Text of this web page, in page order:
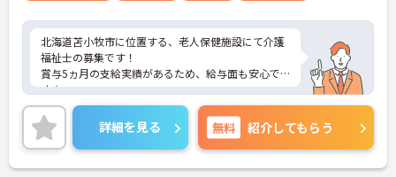
北海道苫小牧市に位置する、老人保健施設にて介護
福祉士の募集です！
賞与5ヵ月の支給実績があるため、給与面も安心で
す☆
また、残業は月5時間程なので、家庭との両立が叶
います♪
さらに、マイカー通勤可能なので、通勤らくらくで
す◎
ご興味のある方には、面接対策ポイントなど、さら
詳細を見る 無料 紹介してもらう